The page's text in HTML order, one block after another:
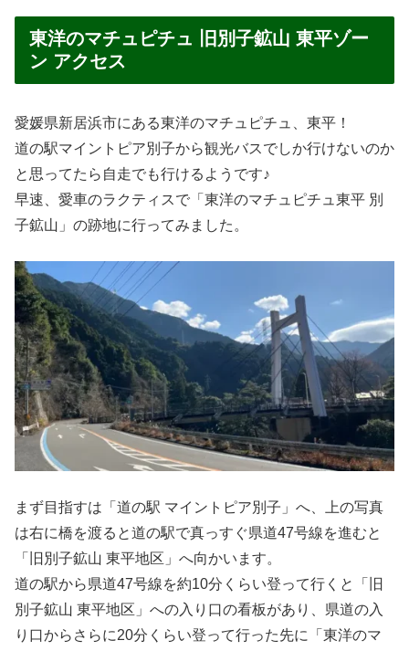
東洋のマチュピチュ 旧別子鉱山 東平ゾー
ン アクセス
愛媛県新居浜市にある東洋のマチュピチュ、東平！
道の駅マイントピア別子から観光バスでしか行けないのか
と思ってたら自走でも行けるようです♪
早速、愛車のラクティスで「東洋のマチュピチュ東平 別
子鉱山」の跡地に行ってみました。
まず目指すは「道の駅 マイントピア別子」へ、上の写真
は右に橋を渡ると道の駅で真っすぐ県道47号線を進むと
「旧別子鉱山 東平地区」へ向かいます。
道の駅から県道47号線を約10分くらい登って行くと「旧
別子鉱山 東平地区」への入り口の看板があり、県道の入
り口からさらに20分くらい登って行った先に「東洋のマ